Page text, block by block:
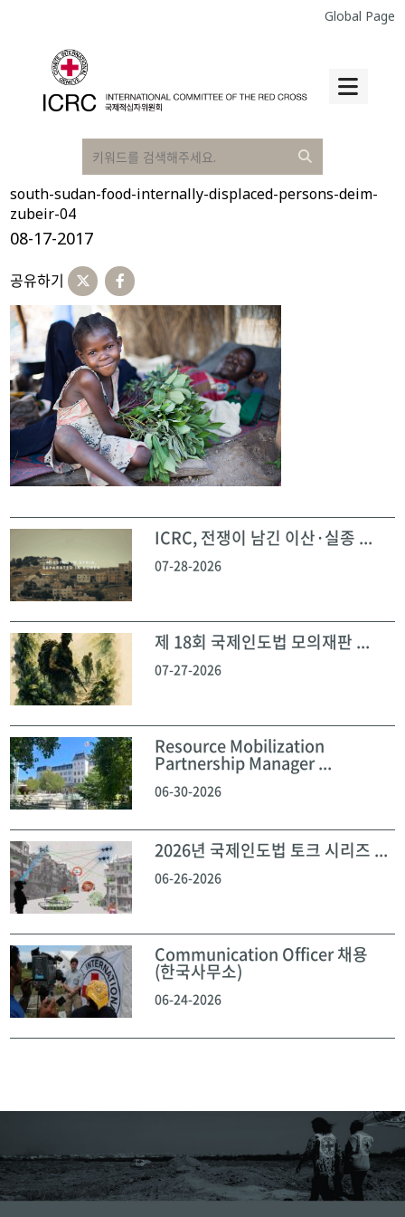
Global Page
south-sudan-food-internally-displaced-persons-deim-
zubeir-04
08-17-2017
공유하기
ICRC, 전쟁이 남긴 이산·실종 ...
07-28-2026
제 18회 국제인도법 모의재판 ...
07-27-2026
Resource Mobilization
Partnership Manager ...
06-30-2026
2026년 국제인도법 토크 시리즈 ...
06-26-2026
Communication Officer 채용
(한국사무소)
06-24-2026